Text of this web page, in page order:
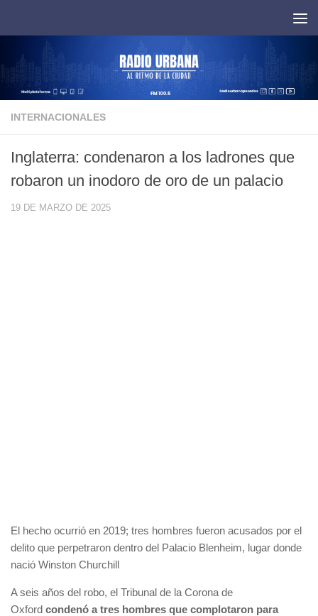
INTERNACIONALES
Inglaterra: condenaron a los ladrones que
robaron un inodoro de oro de un palacio
19 DE MARZO DE 2025
El hecho ocurrió en 2019; tres hombres fueron acusados por el
delito que perpetraron dentro del Palacio Blenheim, lugar donde
nació Winston Churchill
A seis años del robo, el Tribunal de la Corona de
Oxford condenó a tres hombres que complotaron para